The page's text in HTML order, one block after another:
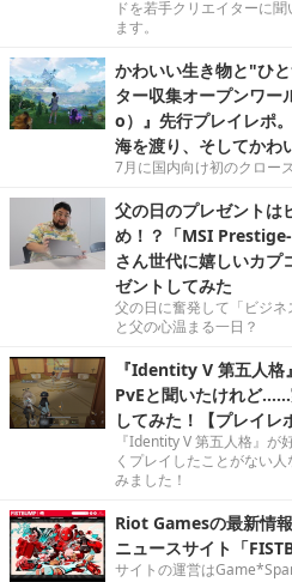
ドを若手クリエイターに
ます。
かわいい生き物と"ひ
ター収集オープンワ
o）』先行プレイレポ
海を渡り、そしてかわ
7月に国内向け初のクロー
父の日のプレゼントは
め！？「MSI
さん世代に嬉しいカプ
ゼントしてみた
父の日に奮発して「ビジ
と父の心温まる一日？
『Identity V 第五人格
PvEと聞いたけれど
してみた！【プレイレ
『Identity V 第五人格』が
くプレイしたことがない
みました！
Riot Gamesの最新情
ニュースサイト「
サイトの運営は